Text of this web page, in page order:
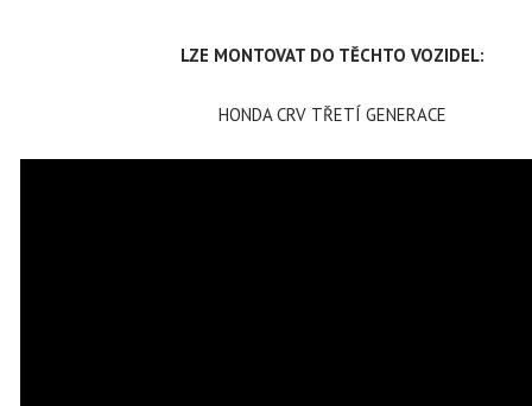
LZE MONTOVAT DO TĚCHTO VOZIDEL:
HONDA CRV TŘETÍ GENERACE